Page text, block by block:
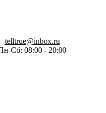
telltrue@inbox.ru
Сб: 08:00 - 20:00